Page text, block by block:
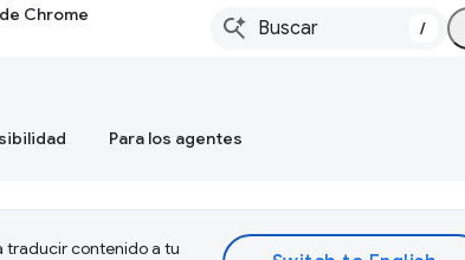
Chrome
/
Para los agentes
traducir contenido a tu